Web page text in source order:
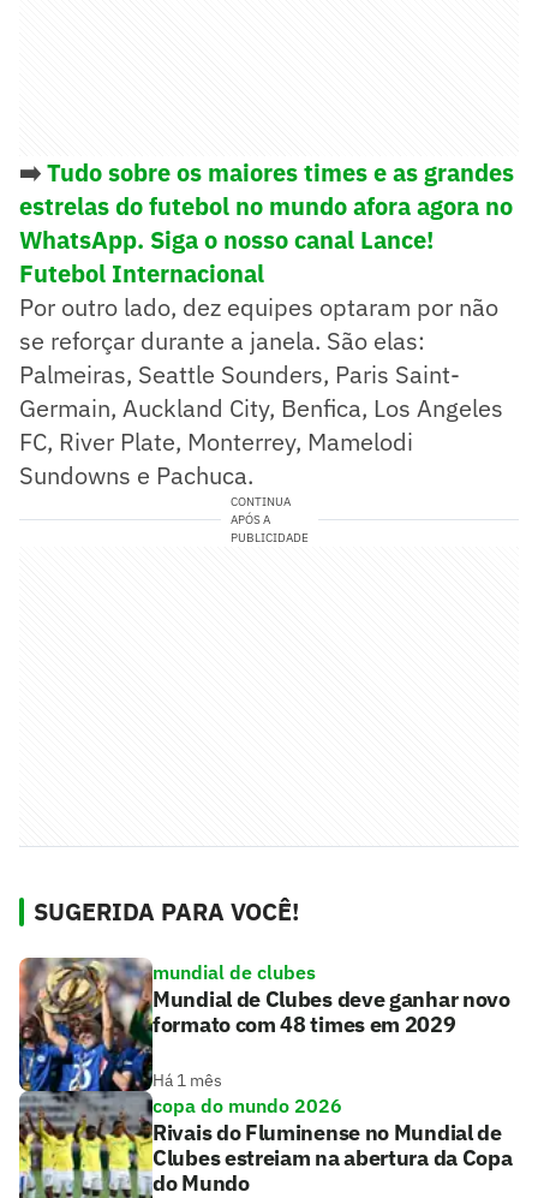
➡️Tudo sobre os maiores times e as grandes
estrelas do futebol no mundo afora agora no
WhatsApp. Siga o nosso canal Lance!
Futebol Internacional
Por outro lado, dez equipes optaram por não
se reforçar durante a janela. São elas:
Palmeiras, Seattle Sounders, Paris Saint-
Germain, Auckland City, Benfica, Los Angeles
FC, River Plate, Monterrey, Mamelodi
Sundowns e Pachuca.
CONTINUA
APÓS A
PUBLICIDADE
SUGERIDA PARA VOCÊ!
mundial de clubes
Mundial de Clubes deve ganhar novo
formato com 48 times em 2029
Há 1 mês
copa do mundo 2026
Rivais do Fluminense no Mundial de
Clubes estreiam na abertura da Copa
do Mundo